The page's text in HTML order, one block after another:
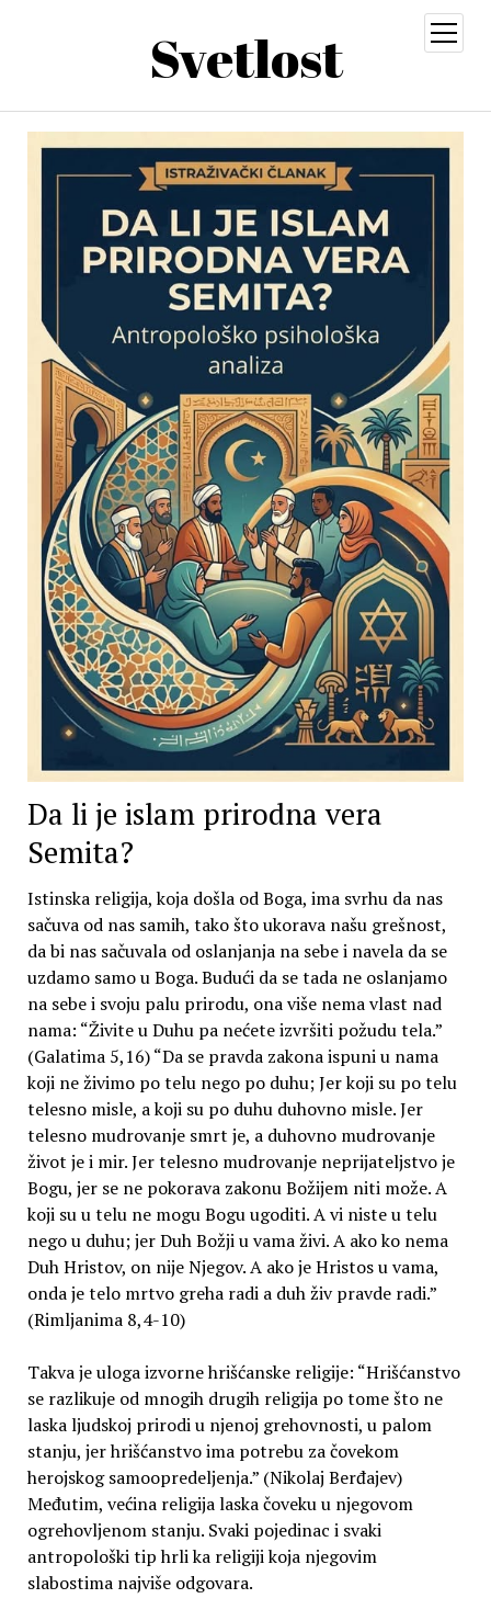
Svetlost
open
menu
Da li je islam prirodna vera
Semita?
Istinska religija, koja došla od Boga, ima svrhu da nas
sačuva od nas samih, tako što ukorava našu grešnost,
da bi nas sačuvala od oslanjanja na sebe i navela da se
uzdamo samo u Boga. Budući da se tada ne oslanjamo
na sebe i svoju palu prirodu, ona više nema vlast nad
nama: “Živite u Duhu pa nećete izvršiti požudu tela.”
(Galatima 5,16) “Da se pravda zakona ispuni u nama
koji ne živimo po telu nego po duhu; Jer koji su po telu
telesno misle, a koji su po duhu duhovno misle. Jer
telesno mudrovanje smrt je, a duhovno mudrovanje
život je i mir. Jer telesno mudrovanje neprijateljstvo je
Bogu, jer se ne pokorava zakonu Božijem niti može. A
koji su u telu ne mogu Bogu ugoditi. A vi niste u telu
nego u duhu; jer Duh Božji u vama živi. A ako ko nema
Duh Hristov, on nije Njegov. A ako je Hristos u vama,
onda je telo mrtvo greha radi a duh živ pravde radi.”
(Rimljanima 8,4-10)
Takva je uloga izvorne hrišćanske religije: “Hrišćanstvo
se razlikuje od mnogih drugih religija po tome što ne
laska ljudskoj prirodi u njenoj grehovnosti, u palom
stanju, jer hrišćanstvo ima potrebu za čovekom
herojskog samoopredeljenja.” (Nikolaj Berđajev)
Međutim, većina religija laska čoveku u njegovom
ogrehovljenom stanju. Svaki pojedinac i svaki
antropološki tip hrli ka religiji koja njegovim
slabostima najviše odgovara.